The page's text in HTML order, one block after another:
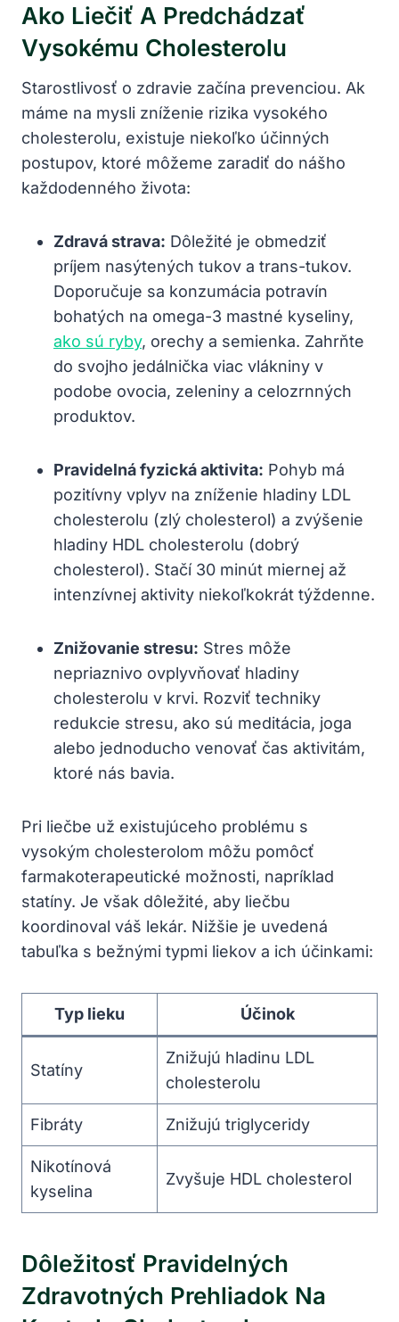
Ako Liečiť A Predchádzať
Vysokému Cholesterolu
Starostlivosť o zdravie začína prevenciou. Ak
máme na mysli zníženie rizika vysokého
cholesterolu, existuje niekoľko účinných
postupov, ktoré môžeme zaradiť do nášho
každodenného života:
Zdravá strava: Dôležité je obmedziť
príjem nasýtených tukov a trans-tukov.
Doporučuje sa konzumácia potravín
bohatých na omega-3 mastné kyseliny,
ako sú ryby, orechy a semienka. Zahrňte
do svojho jedálnička viac vlákniny v
podobe ovocia, zeleniny a celozrnných
produktov.
Pravidelná fyzická aktivita: Pohyb má
pozitívny vplyv na zníženie hladiny LDL
cholesterolu (zlý cholesterol) a zvýšenie
hladiny HDL cholesterolu (dobrý
cholesterol). Stačí 30 minút miernej až
intenzívnej aktivity niekoľkokrát týždenne.
Znižovanie stresu: Stres môže
nepriaznivo ovplyvňovať hladiny
cholesterolu v krvi. Rozviť techniky
redukcie stresu, ako sú meditácia, joga
alebo jednoducho venovať čas aktivitám,
ktoré nás bavia.
Pri liečbe už existujúceho problému s
vysokým cholesterolom môžu pomôcť
farmakoterapeutické možnosti, napríklad
statíny. Je však dôležité, aby liečbu
koordinoval váš lekár. Nižšie je uvedená
tabuľka s bežnými typmi liekov a ich účinkami:
Typ lieku Účinok
Statíny
Znižujú hladinu LDL
cholesterolu
Fibráty Znižujú triglyceridy
Nikotínová
kyselina
Zvyšuje HDL cholesterol
Dôležitosť Pravidelných
Zdravotných Prehliadok Na